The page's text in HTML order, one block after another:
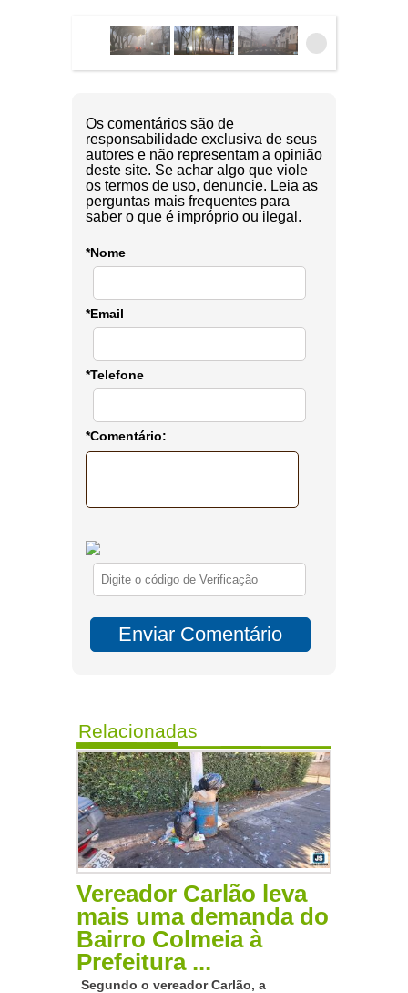
Os comentários são de
responsabilidade exclusiva de seus
autores e não representam a opinião
deste site. Se achar algo que viole
os termos de uso, denuncie. Leia as
perguntas mais frequentes para
saber o que é impróprio ou ilegal.
*Nome
*Email
*Telefone
*Comentário:
Relacionadas
Vereador Carlão leva
mais uma demanda do
Bairro Colmeia à
Prefeitura ...
Segundo o vereador Carlão, a